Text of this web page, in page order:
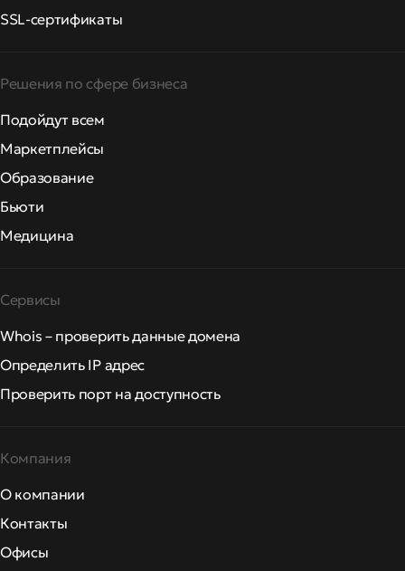
SSL-сертификаты
Решения по сфере бизнеса
Подойдут всем
Маркетплейсы
Образование
Бьюти
Медицина
Сервисы
Whois – проверить данные домена
Определить IP адрес
Проверить порт на доступность
Компания
О компании
Контакты
Офисы